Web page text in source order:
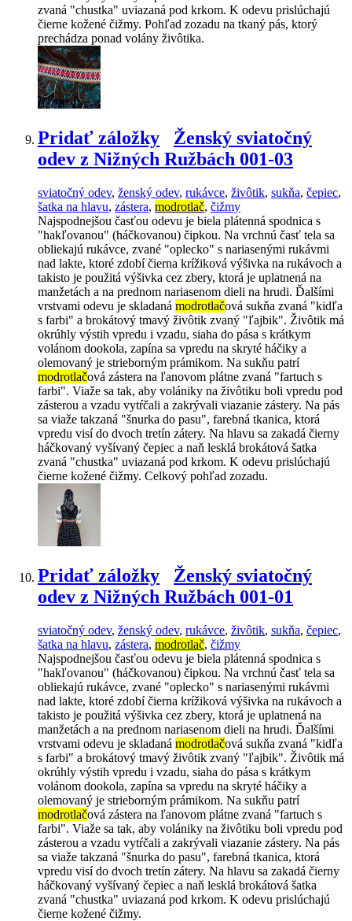
zvaná "chustka" uviazaná pod krkom. K odevu prislúchajú
čierne kožené čižmy. Pohľad zozadu na tkaný pás, ktorý
prechádza ponad volány živôtika.
Pridať záložky
Ženský sviatočný
odev z Nižných Ružbách 001-03
sviatočný odev, ženský odev, rukávce, živôtik, sukňa, čepiec,
šatka na hlavu, zástera, modrotlač, čižmy
Najspodnejšou časťou odevu je biela plátenná spodnica s
"hakľovanou" (háčkovanou) čipkou. Na vrchnú časť tela sa
obliekajú rukávce, zvané "oplecko" s nariasenými rukávmi
nad lakte, ktoré zdobí čierna krížiková výšivka na rukávoch a
takisto je použitá výšivka cez zbery, ktorá je uplatnená na
manžetách a na prednom nariasenom dieli na hrudi. Ďalšími
vrstvami odevu je skladaná modrotlačová sukňa zvaná "kidľa
s farbi" a brokátový tmavý živôtik zvaný "ľajbik". Živôtik má
okrúhly výstih vpredu i vzadu, siaha do pása s krátkym
volánom dookola, zapína sa vpredu na skryté háčiky a
olemovaný je strieborným prámikom. Na sukňu patrí
modrotlačová zástera na ľanovom plátne zvaná "fartuch s
farbi". Viaže sa tak, aby volániky na živôtiku boli vpredu pod
zásterou a vzadu vytŕčali a zakrývali viazanie zástery. Na pás
sa viaže takzaná "šnurka do pasu", farebná tkanica, ktorá
vpredu visí do dvoch tretín zátery. Na hlavu sa zakadá čierny
háčkovaný vyšívaný čepiec a naň lesklá brokátová šatka
zvaná "chustka" uviazaná pod krkom. K odevu prislúchajú
čierne kožené čižmy. Celkový pohľad zozadu.
Pridať záložky
Ženský sviatočný
odev z Nižných Ružbách 001-01
sviatočný odev, ženský odev, rukávce, živôtik, sukňa, čepiec,
šatka na hlavu, zástera, modrotlač, čižmy
Najspodnejšou časťou odevu je biela plátenná spodnica s
"hakľovanou" (háčkovanou) čipkou. Na vrchnú časť tela sa
obliekajú rukávce, zvané "oplecko" s nariasenými rukávmi
nad lakte, ktoré zdobí čierna krížiková výšivka na rukávoch a
takisto je použitá výšivka cez zbery, ktorá je uplatnená na
manžetách a na prednom nariasenom dieli na hrudi. Ďalšími
vrstvami odevu je skladaná modrotlačová sukňa zvaná "kidľa
s farbi" a brokátový tmavý živôtik zvaný "ľajbik". Živôtik má
okrúhly výstih vpredu i vzadu, siaha do pása s krátkym
volánom dookola, zapína sa vpredu na skryté háčiky a
olemovaný je strieborným prámikom. Na sukňu patrí
modrotlačová zástera na ľanovom plátne zvaná "fartuch s
farbi". Viaže sa tak, aby volániky na živôtiku boli vpredu pod
zásterou a vzadu vytŕčali a zakrývali viazanie zástery. Na pás
sa viaže takzaná "šnurka do pasu", farebná tkanica, ktorá
vpredu visí do dvoch tretín zátery. Na hlavu sa zakadá čierny
háčkovaný vyšívaný čepiec a naň lesklá brokátová šatka
zvaná "chustka" uviazaná pod krkom. K odevu prislúchajú
čierne kožené čižmy.